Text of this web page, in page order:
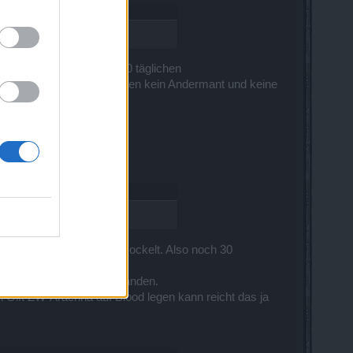
wollte. Trotz bis zu 40 täglichen
ich da inzwischen kein Andermant und keine
erste Imperialstufe gesockelt. Also noch 30
ja dann schon vorhanden.
ZW-Arachna auf Blood legen kann reicht das ja